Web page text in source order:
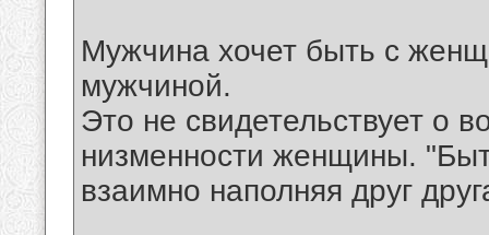
Мужчина хочет быть с
мужчиной.
Это не свидетельствует о
низменности женщины.
взаимно наполняя друг